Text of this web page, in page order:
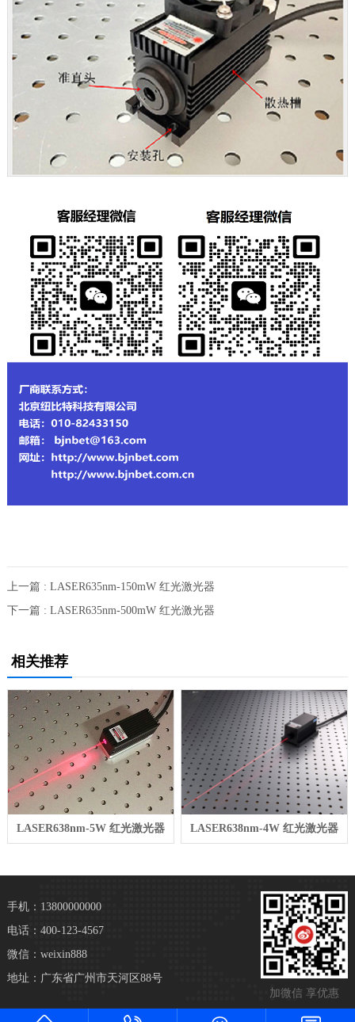
上一篇 : LASER635nm-150mW 红光激光器
下一篇 : LASER635nm-500mW 红光激光器
相关推荐
LASER638nm-5W 红光激光器 LASER638nm-4W 红光激光器
加微信 享优惠
手机：13800000000
电话：400-123-4567
微信：weixin888
地址：广东省广州市天河区88号